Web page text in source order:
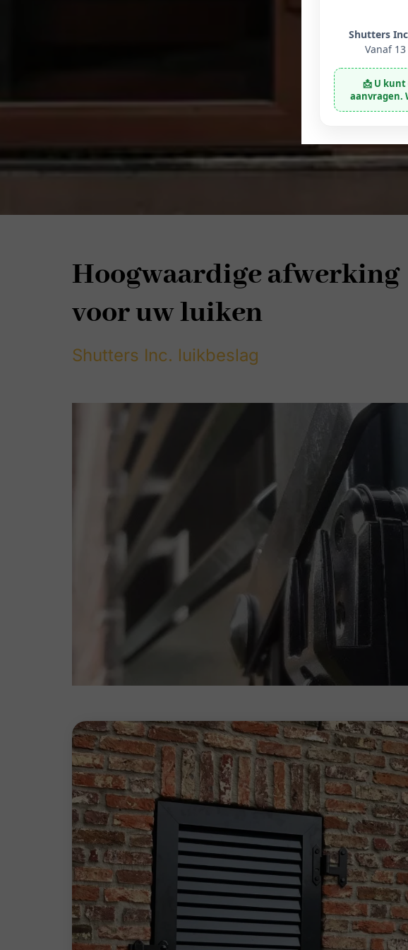
Hoogwaardige afwerking
voor uw luiken
Shutters Inc. luikbeslag
Shutters Inc
Vanaf
📩 U
aanvragen.